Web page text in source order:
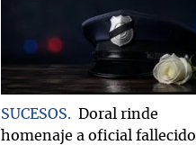
SUCESOS
Doral rinde
homenaje a oficial fallecido